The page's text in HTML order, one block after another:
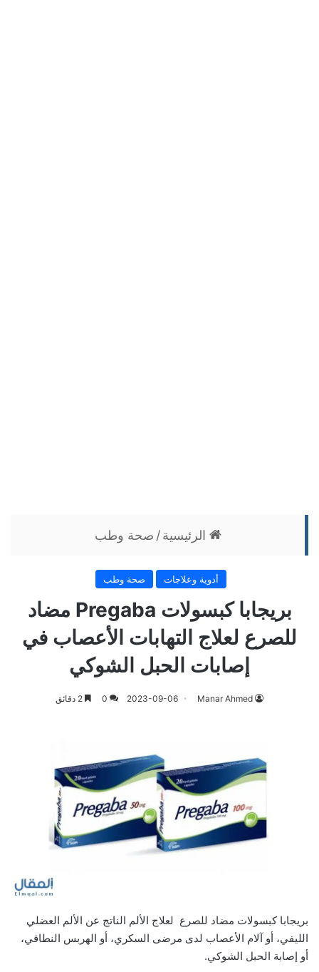
الرئيسية / صحة وطب
أدوية وعلاجات صحة وطب
بريجابا كبسولات Pregaba مضاد
للصرع لعلاج التهابات الأعصاب في
إصابات الحبل الشوكي
Manar Ahmed
2023-09-06
0
بريجابا كبسولات مضاد للصرع لعلاج الألم الناتج عن الألم العضلي
الليفي، أو آلام الأعصاب لدى مرضى السكري، أو الهربس النطاقي،
أو إصابة الحبل الشوكي.